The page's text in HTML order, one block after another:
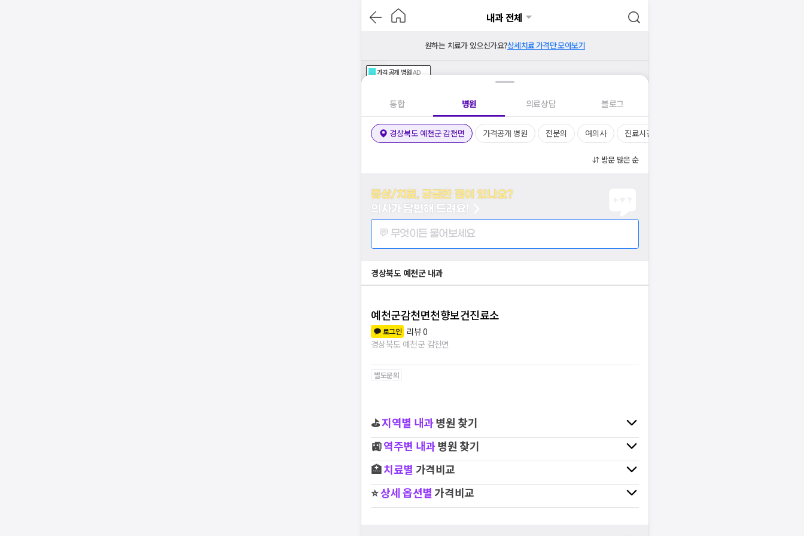
내과 전체
원하는 치료가 있으신가요?상세치료 가격만 모아보기
가격공개 병원AD
통합 병원 의료상담 블로그
경상북도 예천군 감천면 가격공개 병원 전문의 여의사 진료시간
방문 많은 순
증상/치료, 궁금한 점이 있나요?
의사가 답변해 드려요!
💬 무엇이든 물어보세요
경상북도 예천군 내과
예천군감천면천향보건진료소
로그인 리뷰0
경상북도 예천군 감천면
별도문의
⛳지역별 내과병원 찾기
🚉역주변 내과병원 찾기
🏥치료별 가격비교
⭐상세 옵션별가격비교